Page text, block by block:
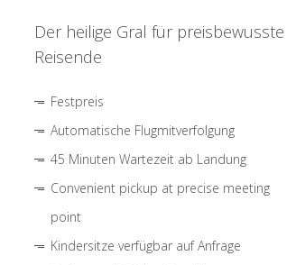
Der heilige Gral für preisbewusste
Reisende
Festpreis
Automatische Flugmitverfolgung
45 Minuten Wartezeit ab Landung
Convenient pickup at precise meeting
point
Kindersitze verfügbar auf Anfrage